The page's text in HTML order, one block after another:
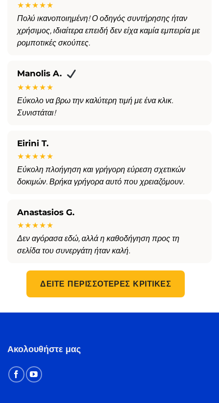
★★★★★
Πολύ ικανοποιημένη! Ο οδηγός συντήρησης ήταν
χρήσιμος, ιδιαίτερα επειδή δεν είχα καμία εμπειρία με
ρομποτικές σκούπες.
Manolis A.
★★★★★
Εύκολο να βρω την καλύτερη τιμή με ένα κλικ.
Συνιστάται!
Eirini T.
★★★★★
Εύκολη πλοήγηση και γρήγορη εύρεση σχετικών
δοκιμών. Βρήκα γρήγορα αυτό που χρειαζόμουν.
Anastasios G.
★★★★★
Δεν αγόρασα εδώ, αλλά η καθοδήγηση προς τη
σελίδα του συνεργάτη ήταν καλή.
ΔΕΊΤΕ ΠΕΡΙΣΣΌΤΕΡΕΣ ΚΡΙΤΙΚΈΣ
Ακολουθήστε μας